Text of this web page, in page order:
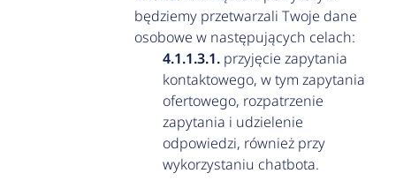
będziemy przetwarzali Twoje dane
osobowe w następujących celach:
przyjęcie zapytania
kontaktowego, w tym zapytania
ofertowego, rozpatrzenie
zapytania i udzielenie
odpowiedzi, również przy
wykorzystaniu chatbota.